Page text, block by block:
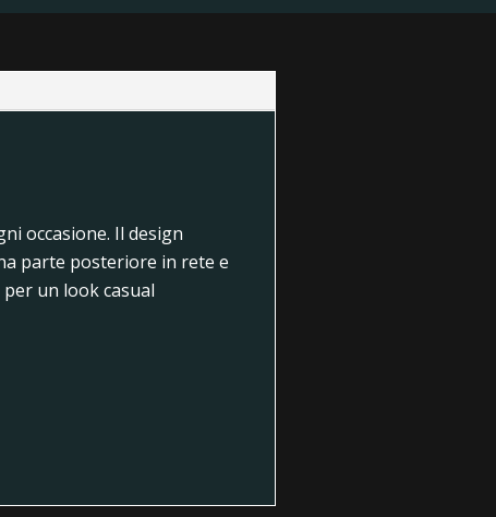
occasione. Il design
parte posteriore in rete e
un look casual